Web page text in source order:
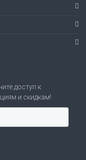
доступ к
и скидкам!